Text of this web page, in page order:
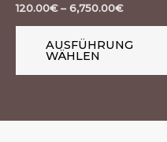
120.00€– 6,750.00€
AUSFÜHRUNG
WÄHLEN